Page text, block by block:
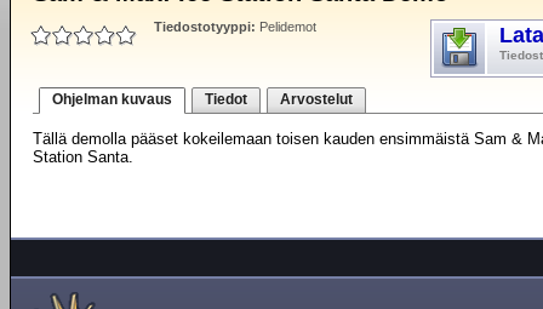
Tiedostotyyppi: Pelidemot
Ohjelman kuvaus Tiedot Arvostelut
Tällä demolla pääset kokeilemaan toisen kauden ensimmäistä Sam &
Station Santa.